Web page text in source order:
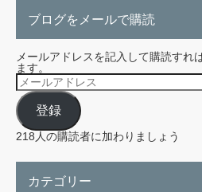
ブログをメールで購読
メールアドレスを記入して購読すれ
ます。
メ
ー
ル
ア
ド
レ
登録
218人の購読者に加わりましょう
カテゴリー